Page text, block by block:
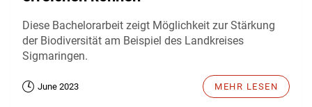
Diese Bachelorarbeit zeigt Möglichkeit zur Stärkung
der Biodiversität am Beispiel des Landkreises
Sigmaringen.
June 2023 MEHR LESEN